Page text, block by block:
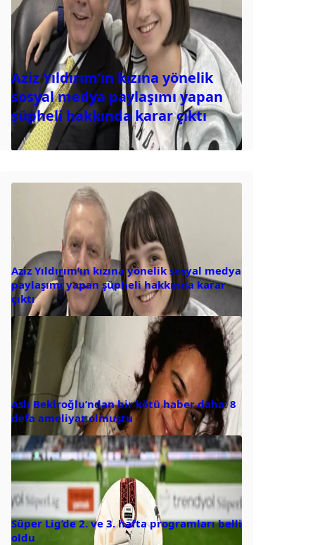
Aziz Yıldırım’ın kızına yönelik
sosyal medya paylaşımı yapan
şüpheli hakkında karar çıktı
Aziz Yıldırım’ın kızına yönelik sosyal medya
paylaşımı yapan şüpheli hakkında karar
çıktı
Aslı Bekiroğlu’ndan bir kötü haber daha: 8
defa ameliyat olmuştu
Süper Lig’de 2. ve 3. hafta programları belli
oldu